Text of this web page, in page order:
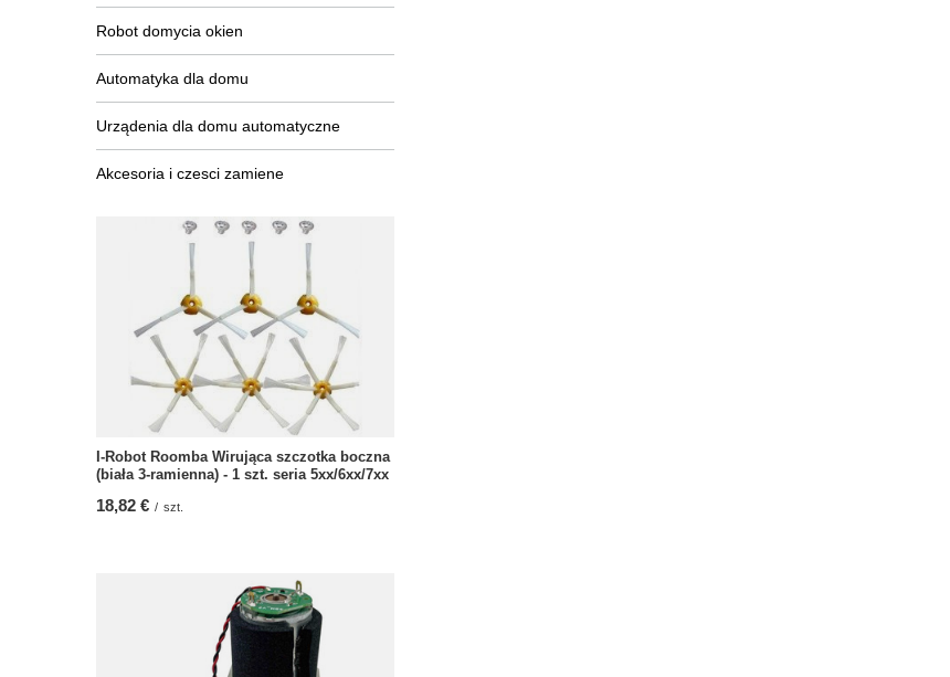
Robot domycia okien
Automatyka dla domu
Urządenia dla domu automatyczne
Akcesoria i czesci zamiene
I-Robot Roomba Wirująca szczotka boczna
(biała 3-ramienna) - 1 szt. seria 5xx/6xx/7xx
18,82 € / szt.